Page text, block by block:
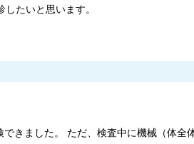
たいと思います。
きました。 ただ、検査中に機械（体